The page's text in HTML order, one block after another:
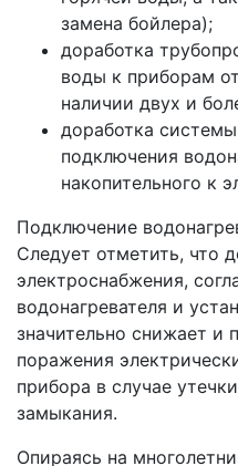
замена бойлера);
доработка
воды к приборам
наличии двух и
доработка
подключения
накопительного к
Подключение
Следует отметить, что
электроснабжения,
водонагревателя и
значительно снижает и
поражения
прибора в случае
замыкания.
Опираясь на